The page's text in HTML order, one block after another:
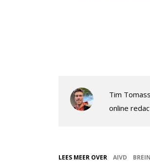
Tim
online
LEES MEER OVER AIVD BREIN